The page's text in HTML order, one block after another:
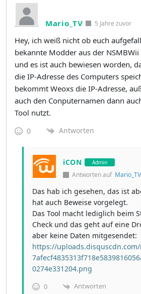
Mario_TV 5 Jahre zuvor
Hey, ich weiß nicht ob euch
bekannte Modder aus der NSMBWii
und es ist auch bewiesen worden,
die IP-Adresse des Computers
bekommt Weoxs die IP-Adresse,
auch den Conputernamen dann
Tool nutzt.
0 Antworten
iCON Admin
Antworten auf Mario_TV
Das hab ich gesehen, das ist
hat auch Beweise vorgelegt.
Das Tool macht lediglich beim
Check und das geht auf eine
aber keine Daten mitgesendet:
https://
0274e331204.png
0 Antworten